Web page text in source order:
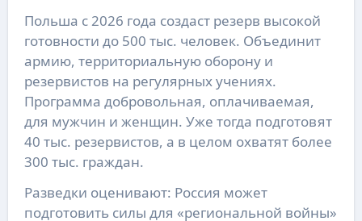
Польша с 2026 года создаст резерв высокой
готовности до 500 тыс. человек. Объединит
армию, территориальную оборону и
резервистов на регулярных учениях.
Программа добровольная, оплачиваемая,
для мужчин и женщин. Уже тогда подготовят
40 тыс. резервистов, а в целом охватят более
300 тыс. граждан.
Разведки оценивают: Россия может
подготовить силы для «региональной войны»